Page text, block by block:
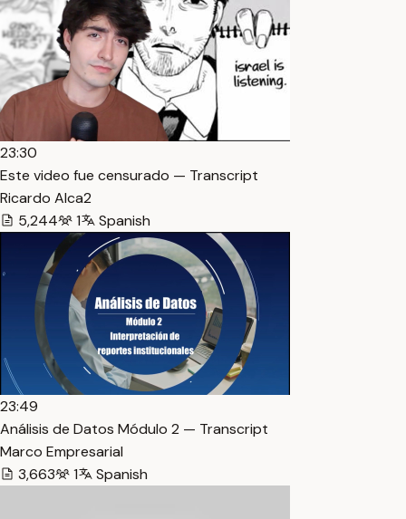
23:30
Este video fue censurado — Transcript
Ricardo Alca2
5,244
1 Spanish
23:49
Análisis de Datos Módulo 2 — Transcript
Marco Empresarial
3,663
1 Spanish